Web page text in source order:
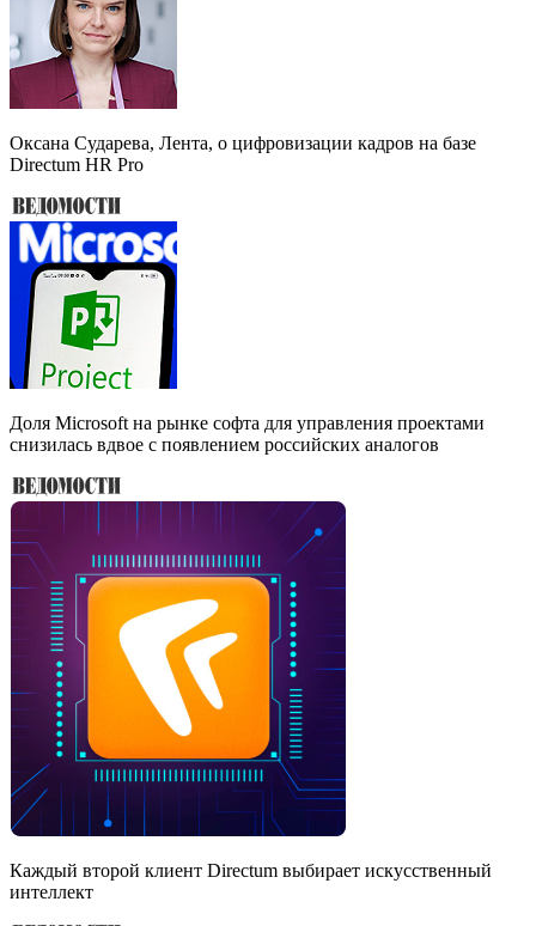
Оксана Сударева, Лента, о цифровизации кадров на базе
Directum HR Pro
Доля Microsoft на рынке софта для управления проектами
снизилась вдвое с появлением российских аналогов
Каждый второй клиент Directum выбирает искусственный
интеллект